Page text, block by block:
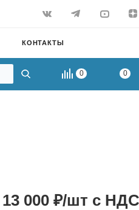
КОНТАКТЫ
0 0
13 000 ₽/шт с НДС